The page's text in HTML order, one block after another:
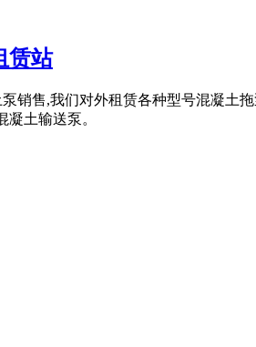
赁站
销售,我们对外租赁各种型号混凝土
土输送泵。